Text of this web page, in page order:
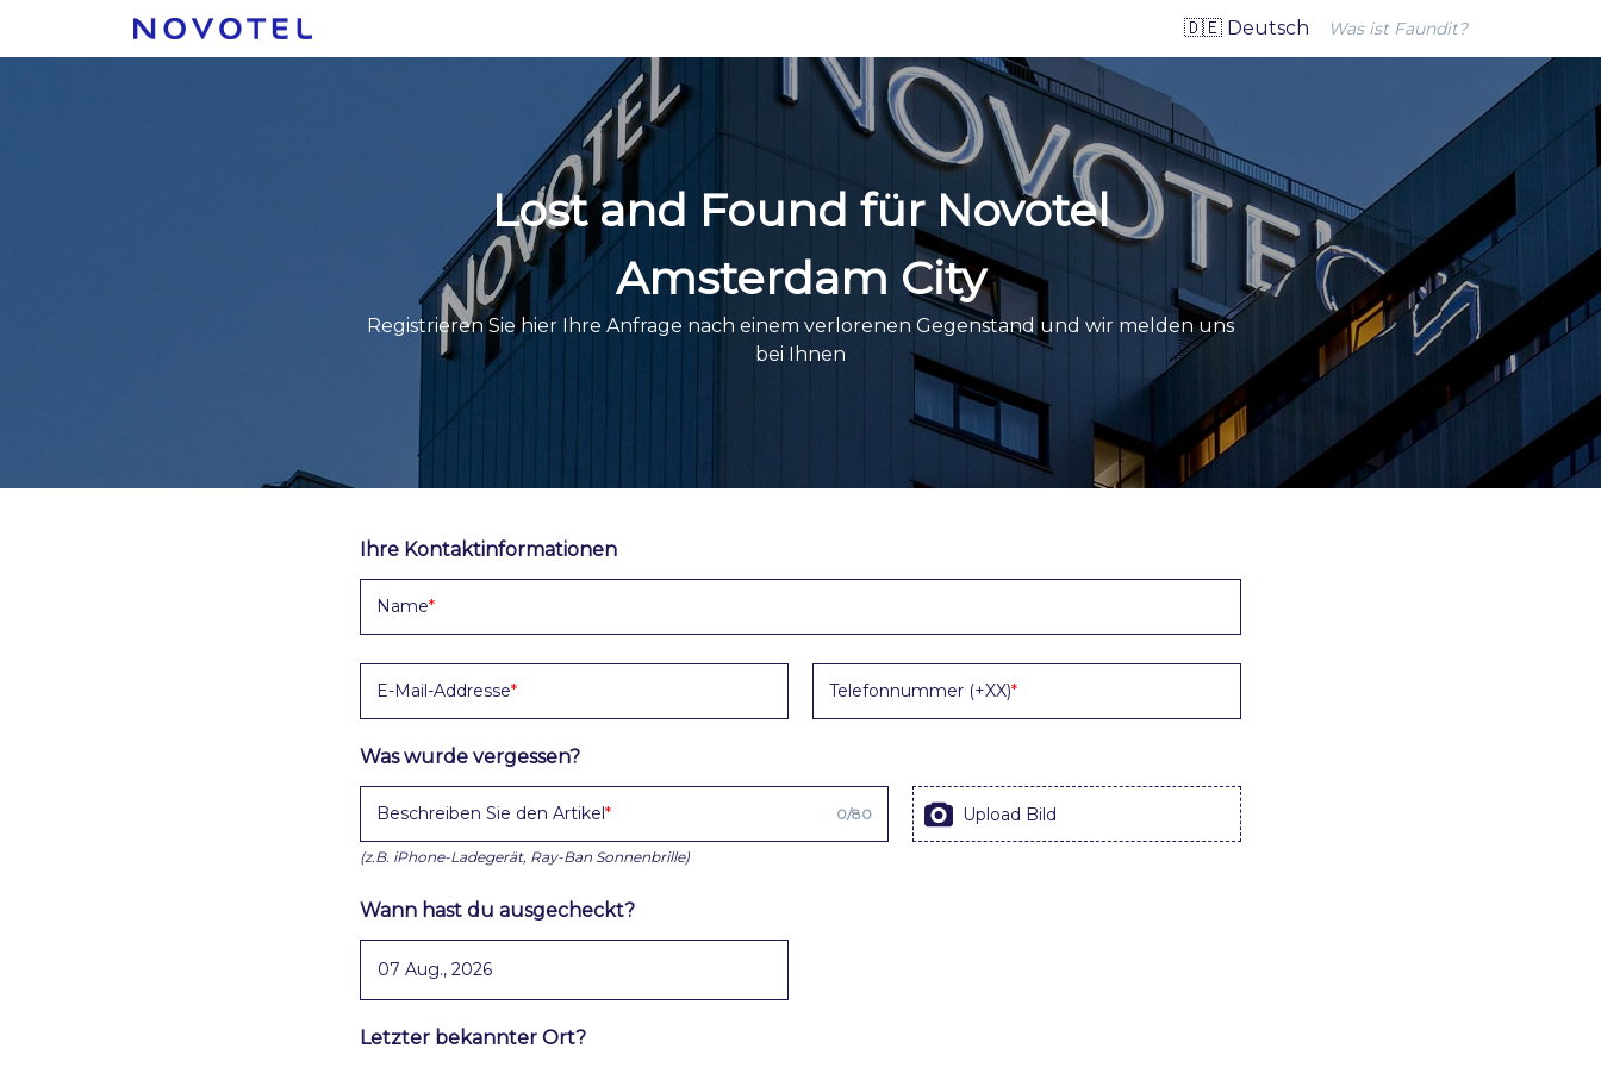
🇩🇪 Deutsch Was ist Faundit?
Lost and Found für Novotel
Amsterdam City
Registrieren Sie hier Ihre Anfrage nach einem verlorenen Gegenstand und wir melden uns
bei Ihnen
Ihre Kontaktinformationen
Name
E-Mail-Addresse Telefonnummer (+XX)
Was wurde vergessen?
Beschreiben Sie den Artikel 0/80 Upload Bild
(z.B. iPhone-Ladegerät, Ray-Ban Sonnenbrille)
Wann hast du ausgecheckt?
Letzter bekannter Ort?